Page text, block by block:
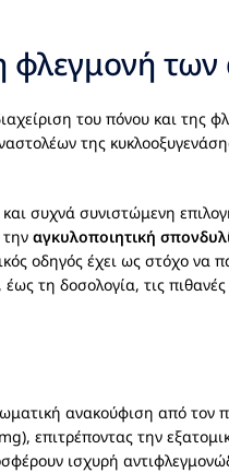
φλεγμονή
του πόνου και της
της
και συχνά συνιστώμενη
την αγκυλοποιητική
οδηγός έχει ως στόχο
τη δοσολογία, τις πιθανές
ανακούφιση από τον
επιτρέποντας την
ισχυρή